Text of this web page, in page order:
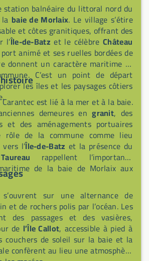
station balnéaire du littoral nord du
baie de Morlaix. Le village s’étire
et côtes granitiques, offrant des
l’Île-de-Batz et le célèbreChâteau
animé et ses ruelles bordées de
donnent un caractère maritime et
C’est un point de départ
les îles et les paysages côtiers
est lié à la mer et à la baie.
demeures engranit, des
et des aménagements portuaires
rôle de la commune comme lieu
l’Île-de-Batz et la présence du
rappellent l’importance
de la baie de Morlaix aux
s’ouvrent sur une alternance de
et de rochers polis par l’océan. Les
des passages et des vasières,
de l’Île Callot, accessible à pied à
couchers de soleil sur la baie et la
confèrent au lieu une atmosphère